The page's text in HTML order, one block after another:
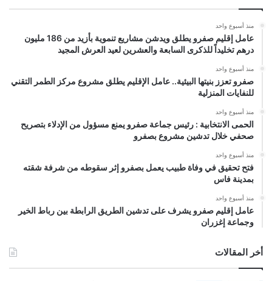
منذ أسبوع واحد
عامل إقليم صفرو يطلق ويدشن مشاريع تنموية بأزيد من 186 مليون
درهم تخليداً للذكرى السابعة والعشرين لعيد العرش المجيد
منذ أسبوع واحد
صفرو تعزز بنيتها البيئية.. عامل الإقليم يطلق مشروع مركز الطمر التقني
للنفايات المنزلية
منذ أسبوع واحد
الحمى الانتخابية : رئيس جماعة صفرو يمنع مسؤول من الإدلاء بتصريح
صحفي خلال تدشين مشروع بصفرو
منذ أسبوع واحد
فتح تحقيق في وفاة طبيب يعمل بصفرو إثر سقوطه من شرفة شقته
بمدينة فاس
منذ أسبوع واحد
عامل إقليم صفرو يشرف على تدشين الطريق الرابطة بين رباط الخير
وجماعة إغزران
أخر المقالات